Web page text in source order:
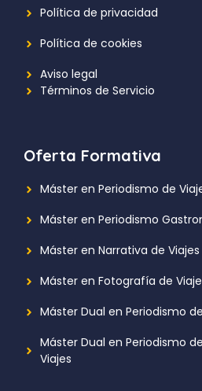
Política de privacidad
Política de cookies
Aviso legal
Términos de Servicio
Oferta Formativa
Máster en Periodismo de
Máster en Periodismo
Máster en Narrativa de Viajes
Máster en Fotografía de
Máster Dual en Periodismo
Máster Dual en Periodismo
Viajes